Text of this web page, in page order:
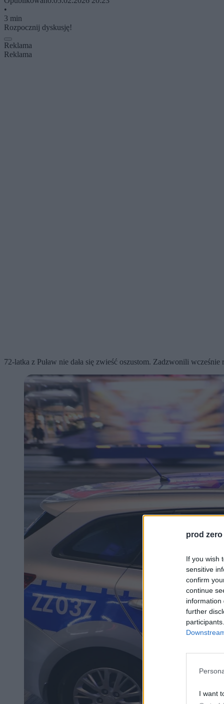
prod zero
If you wish
sensitive
confirm
continue
information
further
I want
•
3 min
Rozpocznij dyskusję!
Reklama
Reklama
72-latka z Puław nie dała się zwieść oszustom. Zadzwonili